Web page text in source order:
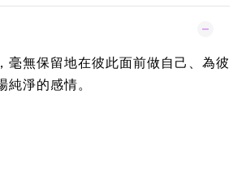
毫無保留地在彼此面前做自己、為彼
淨的感情。